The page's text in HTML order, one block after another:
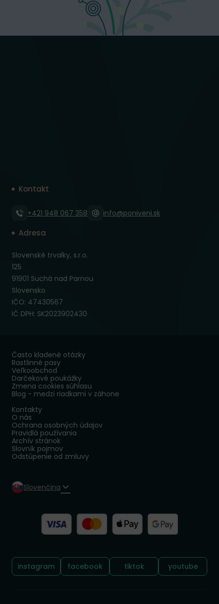
Kontakt
+421 948 067 358 info@poniveni.sk
Adresa
Slovenské trvalky, s.r.o.
125
91901 Suchá nad Parnou
Slovensko
IČO: 47430567
IČ DPH: SK2023902430
Často kladené otázky
Rastlinné pasy
Veľkoobchod
Darčekové poukážky
Zmena cookies súhlasu
Blog - medzi riadkami v záhone
Kontakty
O nás
Ochrana osobných údajov
Pravidlá používania
Archív stránok
Slovník pojmov
Odstúpenie od zmluvy
Slovenčina
Sledujte nás:
instagram facebook tiktok youtube